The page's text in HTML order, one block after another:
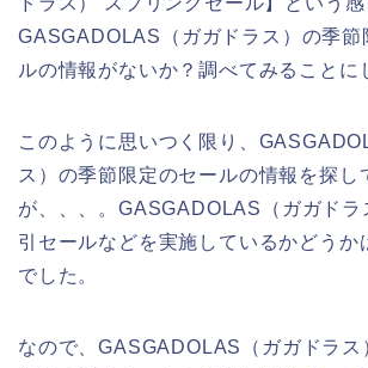
GASGADOLAS（ガガドラス）の季節
ルの情報がないか？調べてみることに
このように思いつく限り、
ス）の季節限定のセールの情報を探し
が、、、。GASGADOLAS（ガガドラ
引セールなどを実施しているかどうか
でした。
なので、GASGADOLAS（ガガドラス